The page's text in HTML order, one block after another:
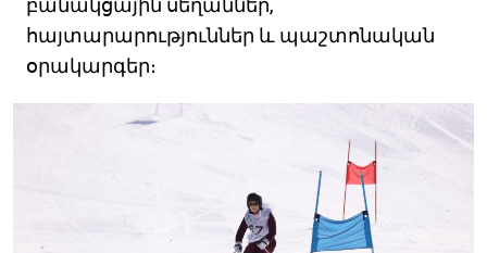
բանակցային սեղաններ,
հայտարարություններ և պաշտոնական
օրակարգեր։